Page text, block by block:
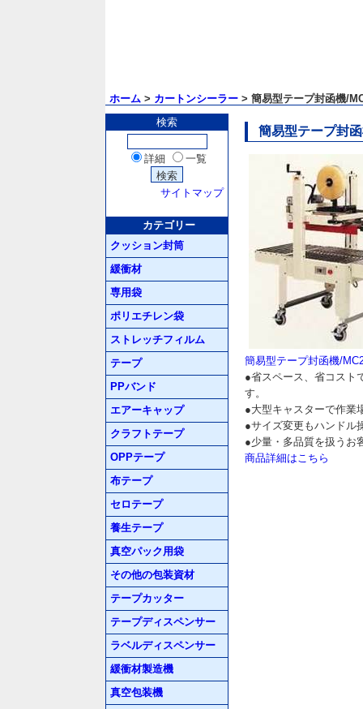
ホーム > カートンシーラー > 簡易型テープ封函機/
検索
詳細 一覧
サイトマップ
カテゴリー
クッション封筒
緩衝材
専用袋
ポリエチレン袋
ストレッチフィルム
テープ
PPバンド
エアーキャップ
クラフトテープ
OPPテープ
布テープ
セロテープ
養生テープ
真空パック用袋
その他の包装資材
テープカッター
テープディスペンサー
ラベルディスペンサー
緩衝材製造機
真空包装機
簡易型テープ封
簡易型テープ封函機/
●省スペース、省コスト
す。
●大型キャスターで作業
●サイズ変更もハンドル
●少量・多品質を扱うお
商品詳細はこちら